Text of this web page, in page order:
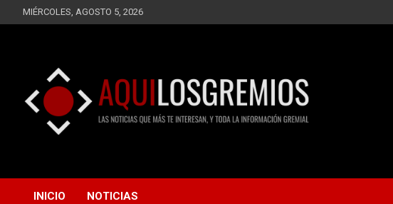
Saltar
al
MIÉRCOLES, AGOSTO 5, 2026
AQUÍ LOS GREMIOS
INFORMACIÓN GREMIAL
INICIO
NOTICIAS